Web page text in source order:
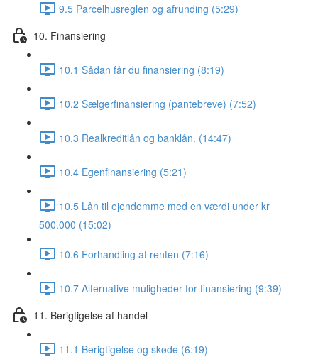
9.5 Parcelhusreglen og afrunding (5:29)
10. Finansiering
10.1 Sådan får du finansiering (8:19)
10.2 Sælgerfinansiering (pantebreve) (7:52)
10.3 Realkreditlån og banklån. (14:47)
10.4 Egenfinansiering (5:21)
10.5 Lån til ejendomme med en værdi under kr
500.000 (15:02)
10.6 Forhandling af renten (7:16)
10.7 Alternative muligheder for finansiering (9:39)
11. Berigtigelse af handel
11.1 Berigtigelse og skøde (6:19)